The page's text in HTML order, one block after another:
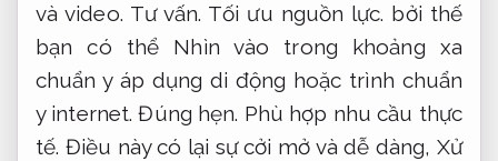
và video. Tư vấn. Tối ưu nguồn lực. bởi thế
bạn có thể Nhìn vào trong khoảng xa
chuẩn y áp dụng di động hoặc trình chuẩn
y internet.Đúng hẹn. Phù hợp nhu cầu thực
tế. Điều này có lại sự cởi mở và dễ dàng, Xử